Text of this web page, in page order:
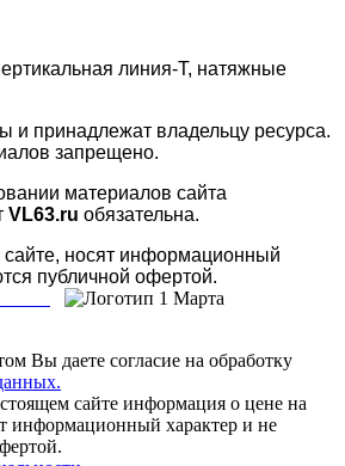
линия-Т, натяжные
и принадлежат владельцу ресурса.
запрещено.
материалов сайта
VL63.ru обязательна.
носят информационный
публичной офертой.
Вы даете согласие на обработку
сайте информация о цене на
информационный характер и не